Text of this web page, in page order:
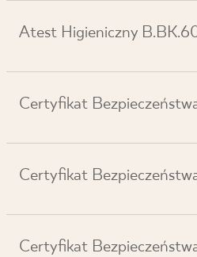
Atest Higieniczny
Certyfikat
Certyfikat
Certyfikat